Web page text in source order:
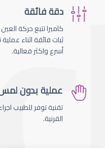
دقة فائقة
ثبات فائقة اثناء
أسرع واكثر فعالية.
عملية بدون
تقنية توفر للطبيب
القرنية.